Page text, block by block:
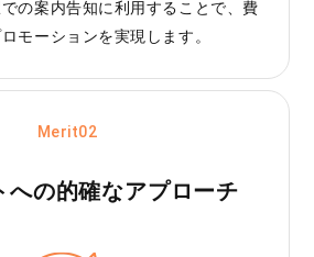
の案内告知に利用することで、費
モーションを実現します。
Merit02
への的確なアプローチ